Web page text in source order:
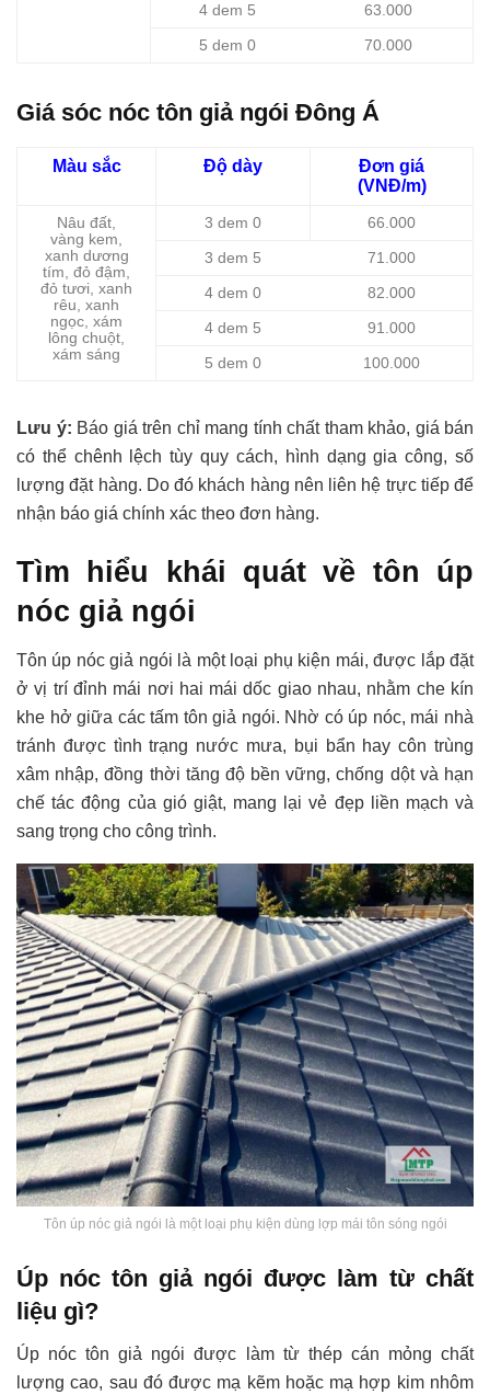
4 dem 5 63.000
5 dem 0 70.000
Giá sóc nóc tôn giả ngói Đông Á
Màu sắc Độ dày
Đơn giá
(VNĐ/m)
Nâu đất,
vàng kem,
xanh dương
tím, đỏ đậm,
đỏ tươi, xanh
rêu, xanh
ngọc, xám
lông chuột,
xám sáng
3 dem 0 66.000
3 dem 5 71.000
4 dem 0 82.000
4 dem 5 91.000
5 dem 0 100.000
Lưu ý: Báo giá trên chỉ mang tính chất tham khảo, giá bán
có thể chênh lệch tùy quy cách, hình dạng gia công, số
lượng đặt hàng. Do đó khách hàng nên liên hệ trực tiếp để
nhận báo giá chính xác theo đơn hàng.
Tìm hiểu khái quát về tôn úp
nóc giả ngói
Tôn úp nóc giả ngói là một loại phụ kiện mái, được lắp đặt
ở vị trí đỉnh mái nơi hai mái dốc giao nhau, nhằm che kín
khe hở giữa các tấm tôn giả ngói. Nhờ có úp nóc, mái nhà
tránh được tình trạng nước mưa, bụi bẩn hay côn trùng
xâm nhập, đồng thời tăng độ bền vững, chống dột và hạn
chế tác động của gió giật, mang lại vẻ đẹp liền mạch và
sang trọng cho công trình.
Tôn úp nóc giả ngói là một loại phụ kiện dùng lợp mái tôn sóng ngói
Úp nóc tôn giả ngói được làm từ chất
liệu gì?
Úp nóc tôn giả ngói được làm từ thép cán mỏng chất
lượng cao, sau đó được mạ kẽm hoặc mạ hợp kim nhôm